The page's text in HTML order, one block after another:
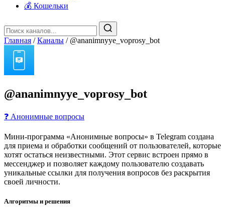
💰 Кошельки
Главная / Каналы / @ananimnyye_voprosy_bot
@ananimnyye_voprosy_bot
❓ Анонимные вопросы
Мини-программа «Анонимные вопросы» в Telegram создана
для приема и обработки сообщений от пользователей, которые
хотят остаться неизвестными. Этот сервис встроен прямо в
мессенджер и позволяет каждому пользователю создавать
уникальные ссылки для получения вопросов без раскрытия
своей личности.
Алгоритмы и решения